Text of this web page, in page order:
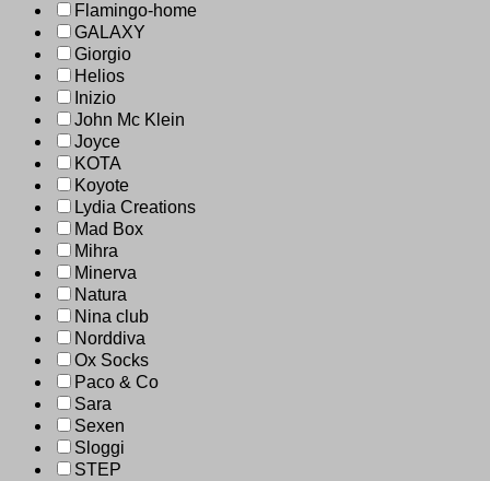
Flamingo-home
GALAXY
Giorgio
Helios
Inizio
John Mc Klein
Joyce
KOTA
Koyote
Lydia Creations
Mad Box
Mihra
Minerva
Natura
Nina club
Norddiva
Ox Socks
Paco & Co
Sara
Sexen
Sloggi
STEP